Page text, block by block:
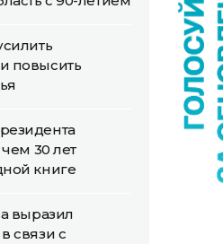
повысить
30 лет
книге
выразил
связи с